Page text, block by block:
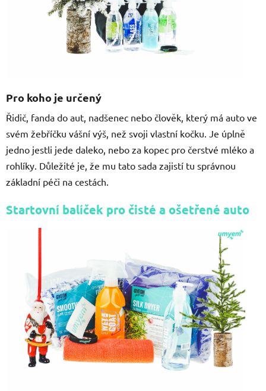
Pro koho je určený
Řidič, fanda do aut, nadšenec nebo člověk, který má auto ve
svém žebříčku vášní výš, než svoji vlastní kočku. Je úplně
jedno jestli jede daleko, nebo za kopec pro čerstvé mléko a
rohlíky. Důležité je, že mu tato sada zajistí tu správnou
základní péči na cestách.
Startovní balíček pro čisté a ošetřené auto